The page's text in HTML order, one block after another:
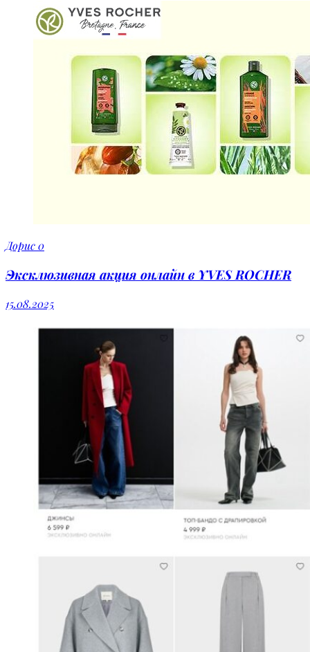
Дорис0
Эксклюзивная акция онлайн в YVES ROCHER
15.08.2025